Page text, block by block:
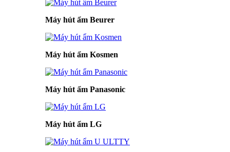
Máy hút ẩm Beurer
Máy hút ẩm Kosmen
Máy hút ẩm Panasonic
Máy hút ẩm LG